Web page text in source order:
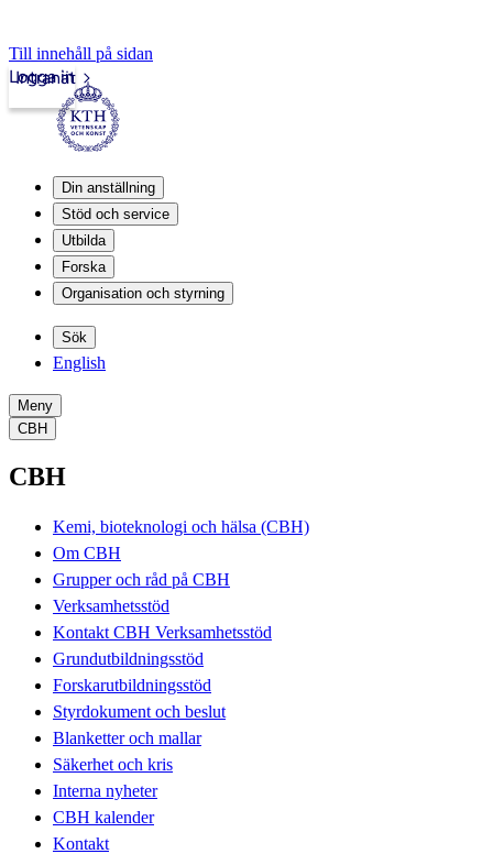
Till innehåll på sidan
Intranät
Logga in
Din anställning
Stöd och service
Utbilda
Forska
Organisation och styrning
Sök
English
Meny
CBH
CBH
Kemi, bioteknologi och hälsa (CBH)
Om CBH
Grupper och råd på CBH
Verksamhetsstöd
Kontakt CBH Verksamhetsstöd
Grundutbildningsstöd
Forskarutbildningsstöd
Styrdokument och beslut
Blanketter och mallar
Säkerhet och kris
Interna nyheter
CBH kalender
Kontakt